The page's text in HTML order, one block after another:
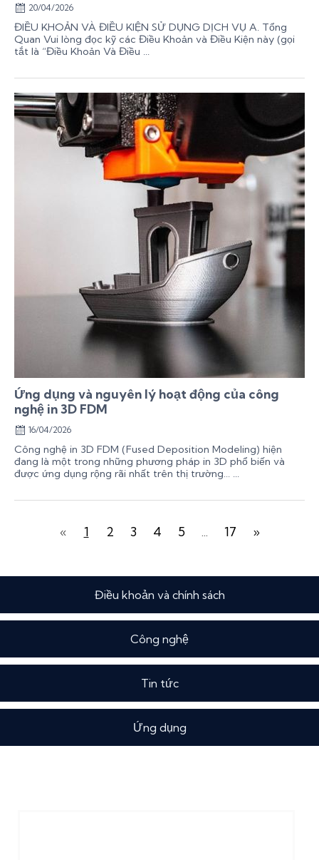
Điều khoản và chính sách
Công nghệ
Tin tức
Ứng dụng
20/04/2026
ĐIỀU KHOẢN VÀ ĐIỀU KIỆN SỬ DỤNG DỊCH VỤ A. Tổng
Quan Vui lòng đọc kỹ các Điều Khoản và Điều Kiện này (gọi
tắt là “Điều Khoản Và Điều ...
Ứng dụng và nguyên lý hoạt động của công
nghệ in 3D FDM
16/04/2026
Công nghệ in 3D FDM (Fused Deposition Modeling) hiện
đang là một trong những phương pháp in 3D phổ biến và
được ứng dụng rộng rãi nhất trên thị trường… ...
« 1 2 3 4 5 ... 17 »